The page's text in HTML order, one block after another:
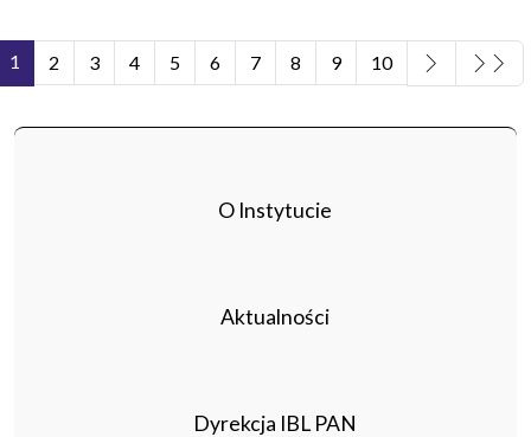
O Instytucie
Aktualności
Dyrekcja IBL PAN
Strona 1 z 15
1 2 3 4 5 6 7 8 9 10